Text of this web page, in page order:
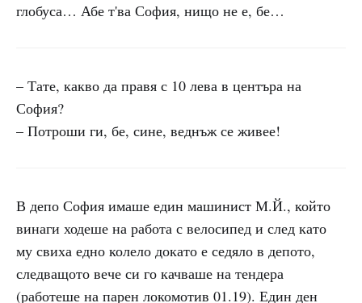
глобуса… Абе т'ва София, нищо не е, бе…
– Тате, какво да правя с 10 лева в центъра на
София?
– Потроши ги, бе, сине, веднъж се живее!
В депо София имаше един машинист М.Й., който
винаги ходеше на работа с велосипед и след като
му свиха едно колело докато е седяло в депото,
следващото вече си го качваше на тендера
(работеше на парен локомотив 01.19). Един ден